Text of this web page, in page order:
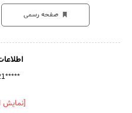
صفحه رسمی
[نمایش